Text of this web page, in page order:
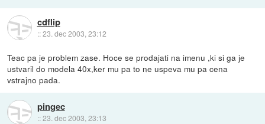
cdflip
::23. dec 2003, 23:12
Teac pa je problem zase. Hoce se prodajati na imenu ,ki si ga je
ustvaril do modela 40x,ker mu pa to ne uspeva mu pa cena
vstrajno pada.
pingec
::23. dec 2003, 23:13